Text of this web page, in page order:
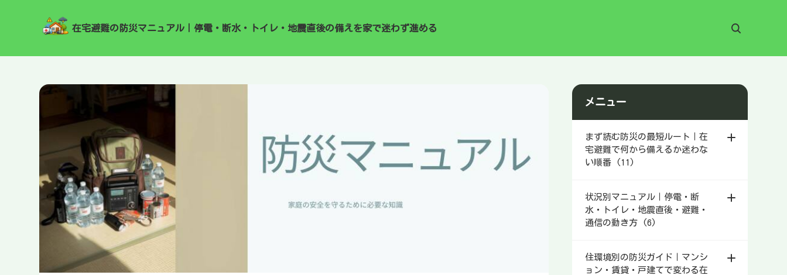
在宅避難の防災マニュアル｜停電・断水・トイレ・地震直後の備えを家で迷わず進める
メニュー
まず読む防災の最短ルート｜在
宅避難で何から備えるか迷わな
い順番 (11)
状況別マニュアル｜停電・断
水・トイレ・地震直後・避難・
通信の動き方 (6)
住環境別の防災ガイド｜マンシ
ョン・賃貸・戸建てで変わる在